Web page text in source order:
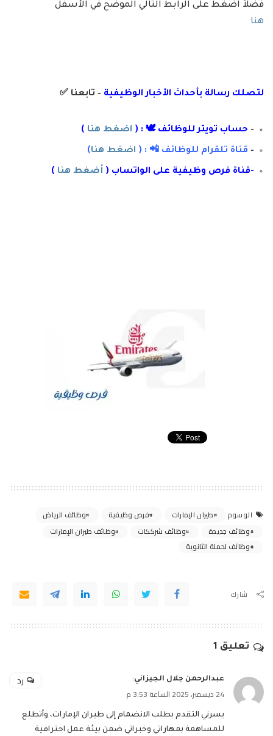
فضلاَ اضغط على الرابط التالي الموضح في الأسفل
هنا
لتصلك رسالة بأحداث الأخبار الوظيفية – تابعنا ✅
– حساب تويتر للوظائف 🕊 : ( اضغط هنا )
– قناة تلقرام للوظائف 📲 : ( اضغط هنا)
-قناة فرص وظيفية على الواتساب ( أضغط هنا )
الوسوم طيران الإمارات فرص وظيفية
وظائف الرياض
وظائف جديدة
وظائف شرككات
وظائف طيران الإمارات
وظائف لحملة الثانوية
شارك
تعليق 1
عبدالرحمن جلال الجيزاني:
24 ديسمبر، 2025 الساعة 3:53 م
يسرني التقدم بطلب الانضمام إلى طيران الإمارات، وأتطلع
للمساهمة بمهاراتي وخبراتي ضمن بيئة عمل احترافية
رد